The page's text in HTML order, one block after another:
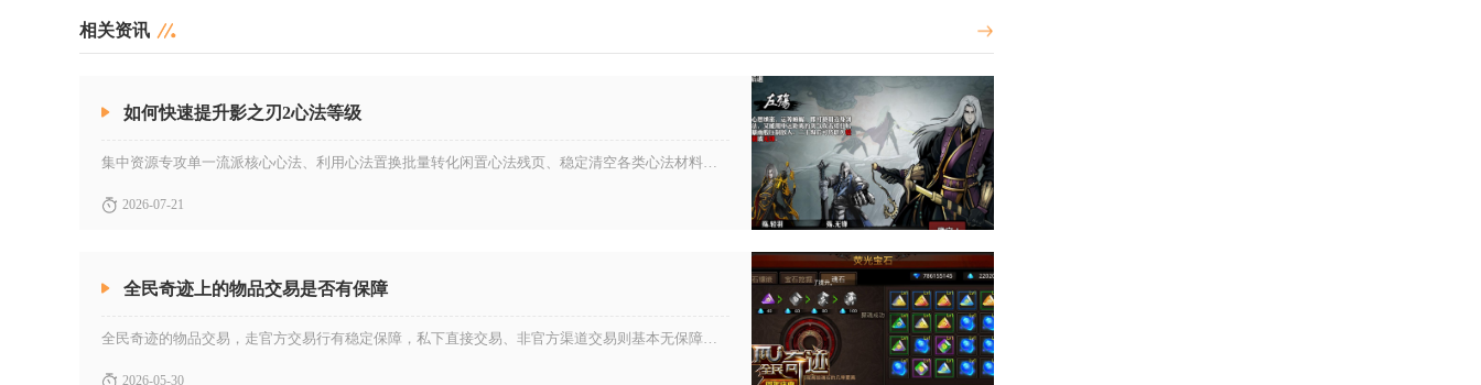
相关资讯
如何快速提升影之刃2心法等级
集中资源专攻单一流派核心心法、利用心法置换批量转化闲置心法残页、稳定清空各类心法材料产出渠道并采用最优吞噬喂养方案，是影...
2026-07-21
全民奇迹上的物品交易是否有保障
全民奇迹的物品交易，走官方交易行有稳定保障，私下直接交易、非官方渠道交易则基本无保障，风险极高，想要稳妥交易、规避损失，...
2026-05-30